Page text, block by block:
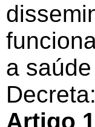
a
Decreta:
Artigo